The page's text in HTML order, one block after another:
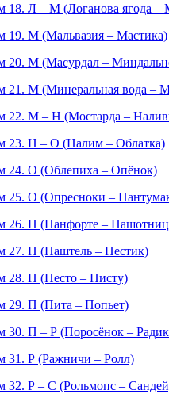
18. Л – М (Логанова ягода –
19. М (Мальвазия – Мастика)
20. М (Масурдал –
21. М (Минеральная вода –
22. М – Н (Мостарда –
23. Н – О (Налим – Облатка)
24. О (Облепиха – Опёнок)
25. О (Опресноки –
26. П (Панфорте –
27. П (Паштель – Пестик)
28. П (Песто – Писту)
29. П (Пита – Попьет)
30. П – Р (Поросёнок –
31. Р (Ражничи – Ролл)
32. Р – С (Рольмопс –